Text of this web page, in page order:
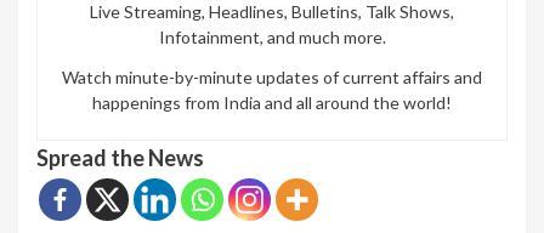
Live Streaming, Headlines, Bulletins, Talk Shows,
Infotainment, and much more.
Watch minute-by-minute updates of current affairs and
happenings from India and all around the world!
Spread the News